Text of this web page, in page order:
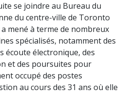
se joindre au Bureau du
du centre-ville de Toronto
mené à terme de nombreux
spécialisés, notamment des
écoute électronique, des
et des poursuites pour
occupé des postes
au cours des 31 ans où elle